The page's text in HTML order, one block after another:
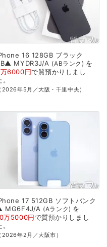
16 128GB ブラック
MYDR3J/A ABランク
を
6000円で質預かり しまし
（2026年5月／大阪・千里中央）
17 512GB ソフトバンク
MG6F4J/A Aランク を
万5000円で質預かり しまし
（2026年2月／大阪市）